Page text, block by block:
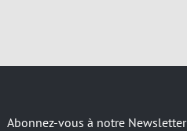
Abonnez-vous à notre Newsletter